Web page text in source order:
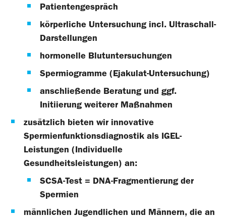
Patientengespräch
körperliche Untersuchung incl. Ultraschall-
Darstellungen
hormonelle Blutuntersuchungen
Spermiogramme (Ejakulat-Untersuchung)
anschließende Beratung und ggf.
Initiierung weiterer Maßnahmen
zusätzlich bieten wir innovative
Spermienfunktionsdiagnostik als IGEL-
Leistungen (Individuelle
Gesundheitsleistungen) an:
SCSA-Test = DNA-Fragmentierung der
Spermien
männlichen Jugendlichen und Männern, die an